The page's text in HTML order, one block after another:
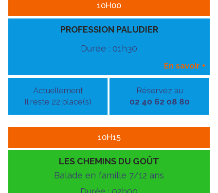
10H00
PROFESSION PALUDIER
Durée : 01h30
En savoir +
Actuellement
Il reste 22 place(s)
Réservez au
02 40 62 08 80
10H15
LES CHEMINS DU GOÛT
Balade en famille 7/12 ans